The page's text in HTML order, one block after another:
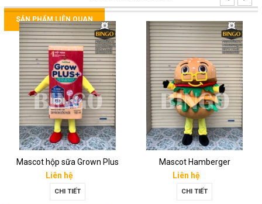
SẢN PHẨM LIÊN QUAN
Mascot hộp sữa Grown Plus
Liên hệ
CHI TIẾT
Mascot Hamberger
Liên hệ
CHI TIẾT